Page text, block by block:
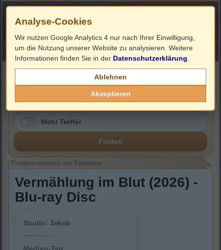
HOME ImpressumLinks
Filmbeschreibung, Cover & Blu-ray Infos
Mehr Treffer
Finden
Filmbeschreibung und Filmdaten
Vermählung im Blut (2026) -
Blu-ray Disc
Studio: Jakob
Analyse-Cookies
Wir nutzen Google Analytics 4 nur nach Ihrer Einwilligung,
um die Nutzung unserer Website zu analysieren. Weitere
Informationen finden Sie in der Datenschutzerklärung
Ablehnen
Akzeptieren